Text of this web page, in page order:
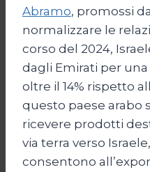
Abramo, promossi
normalizzare le
corso del 2024,
dagli Emirati per
oltre il 14% rispetto
questo paese arabo
ricevere prodotti
via terra verso
consentono